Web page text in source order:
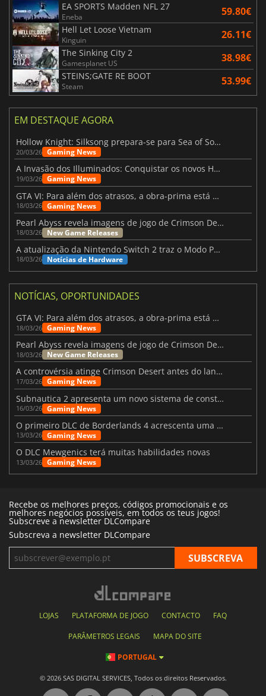
EA SPORTS Madden NFL 27
Eneba 59.80€
Hell Let Loose Vietnam
Kinguin 26.11€
The Sinking City 2
Gamesplanet US 38.98€
STEINS;GATE RE BOOT
Steam 53.99€
EM DESTAQUE AGORA
Hollow Knight: Silksong prepara-se para Sea of Sorrow com um patch
20/03/26 Gaming News
A Invasão dos Illuminados: Conquistar os novos Helldivers 2 Atualização!
19/03/26 Gaming News
GTA VI: Para além dos atrasos, a obra-prima está quase a chegar
18/03/26 Gaming News
Pearl Abyss revela imagens de jogo de Crimson Desert para a PS5
18/03/26 New Game Releases
A atualização da Nintendo Switch 2 traz o Modo Portátil aos jogos mais antigos da Switch
18/03/26 Notícias de Hardware
NOTÍCIAS, OPORTUNIDADES
GTA VI: Para além dos atrasos, a obra-prima está quase a chegar
18/03/26 Gaming News
Pearl Abyss revela imagens de jogo de Crimson Desert para a PS5
18/03/26 New Game Releases
A controvérsia atinge Crimson Desert antes do lançamento
17/03/26 Gaming News
Subnautica 2 apresenta um novo sistema de construção de bases
16/03/26 Gaming News
O primeiro DLC de Borderlands 4 acrescenta uma nova personagem e muito mais
13/03/26 Gaming News
O DLC Mewgenics terá muitas habilidades novas
13/03/26 Gaming News
Recebe os melhores preços, códigos promocionais e os
melhores negócios possíveis, em todos os teus jogos!
Subscreve a newsletter DLCompare
Subscreva a newsletter DLCompare
LOJAS PLATAFORMA DE JOGO CONTACTO FAQ
PARÂMETROS LEGAIS MAPA DO SITE
PORTUGAL
© 2026 SAS DIGITAL SERVICES, Todos os direitos Reservados.